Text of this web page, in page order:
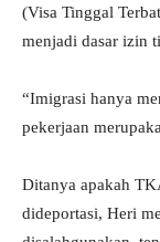
(Visa Tinggal
menjadi dasar izin
“Imigrasi hanya
pekerjaan
Ditanya apakah
dideportasi, Heri